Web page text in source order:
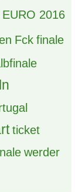
EURO 2016
Fck finale
ticket
werder